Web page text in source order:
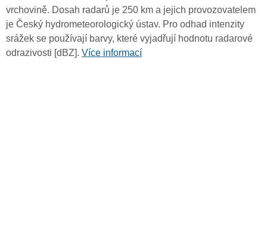
vrchovině. Dosah radarů je 250 km a jejich provozovatelem
je Český hydrometeorologický ústav. Pro odhad intenzity
srážek se používají barvy, které vyjadřují hodnotu radarové
odrazivosti [dBZ]. Více informací